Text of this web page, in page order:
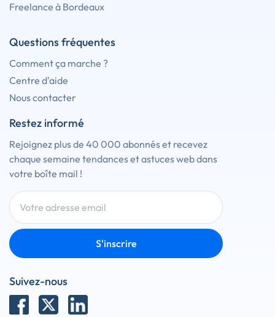
Freelance à Bordeaux
Questions fréquentes
Comment ça marche ?
Centre d'aide
Nous contacter
Restez informé
Rejoignez plus de 40 000 abonnés et recevez
chaque semaine tendances et astuces web dans
votre boîte mail !
S'inscrire
Suivez-nous